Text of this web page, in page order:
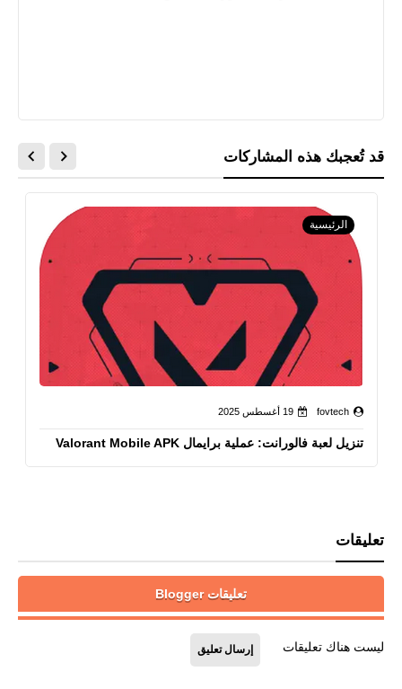
قد تُعجبك هذه المشاركات
الرئيسية
fovtech 19 أغسطس 2025
تنزيل لعبة فالورانت: عملية برايمال Valorant Mobile APK
تعليقات
تعليقات Blogger
ليست هناك تعليقات إرسال تعليق